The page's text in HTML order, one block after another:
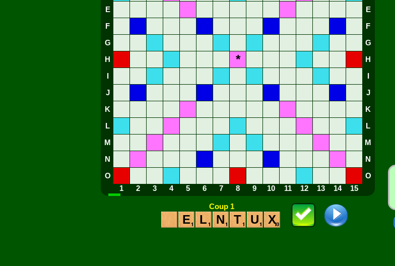
E E
F F
G G
H * H
J J
K K
L L
M M
N N
O
O
1
2 3 4 5 6 7 8 9 10 11 12 13 14 15
Coup 1
E L N T U X